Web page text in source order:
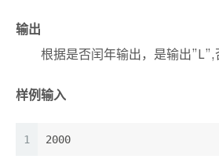
输出
根据是否闰年输出，是输出”L”,
样例输入
1 2000